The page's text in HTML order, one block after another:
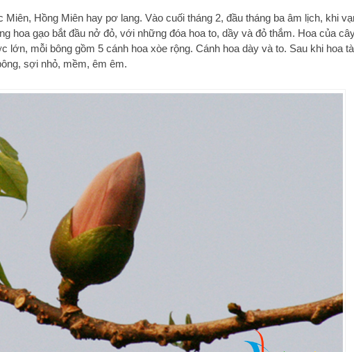
Hồng Miên hay pơ lang. Vào cuối tháng 2, đầu tháng ba âm lịch, khi
hoa gạo bắt đầu nở đỏ, với những đóa hoa to, dầy và đỏ thắm. Hoa của
mỗi bông gồm 5 cánh hoa xòe rộng. Cánh hoa dày và to. Sau khi hoa
sợi nhỏ, mềm, êm êm.